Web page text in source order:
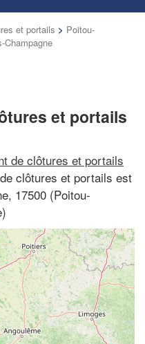
et portails > Poitou-
Champagne
et portails
de clôtures et portails
clôtures et portails est
17500 (Poitou-